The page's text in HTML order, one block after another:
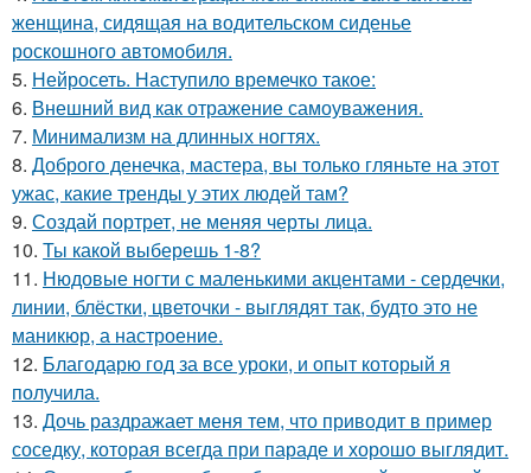
женщина, сидящая на водительском сиденье
роскошного автомобиля.
5. Нейросеть. Наступило времечко такое:
6. Внешний вид как отражение самоуважения.
7. Минимализм на длинных ногтях.
8. Доброго денечка, мастера, вы только гляньте на этот
ужас, какие тренды у этих людей там?
9. Создай портрет, не меняя черты лица.
10. Ты какой выберешь 1-8?
11. Нюдовые ногти с маленькими акцентами - сердечки,
линии, блёстки, цветочки - выглядят так, будто это не
маникюр, а настроение.
12. Благодарю год за все уроки, и опыт который я
получила.
13. Дочь раздражает меня тем, что приводит в пример
соседку, которая всегда при параде и хорошо выглядит.